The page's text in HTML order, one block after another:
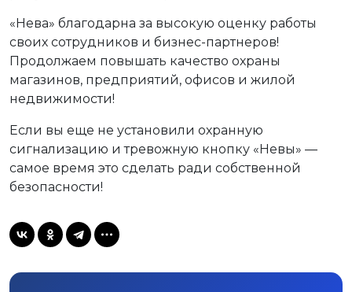
«Нева» благодарна за высокую оценку работы
своих сотрудников и бизнес-партнеров!
Продолжаем повышать качество охраны
магазинов, предприятий, офисов и жилой
недвижимости!
Если вы еще не установили охранную
сигнализацию и тревожную кнопку «Невы» —
самое время это сделать ради собственной
безопасности!